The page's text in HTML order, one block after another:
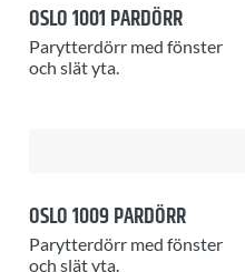
OSLO 1001 PARDÖRR
Parytterdörr med fönster
och slät yta.
OSLO 1009 PARDÖRR
Parytterdörr med fönster
och slät yta.